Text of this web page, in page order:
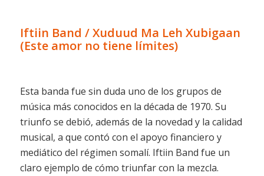
Iftiin Band / Xuduud Ma Leh Xubigaan
(Este amor no tiene límites)
Esta banda fue sin duda uno de los grupos de
música más conocidos en la década de 1970. Su
triunfo se debió, además de la novedad y la calidad
musical, a que contó con el apoyo financiero y
mediático del régimen somalí. Iftiin Band fue un
claro ejemplo de cómo triunfar con la mezcla.